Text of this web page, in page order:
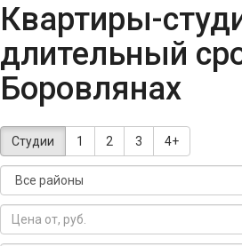
Квартиры-
длительный
Боровлянах
Студии 1 2 3 4+